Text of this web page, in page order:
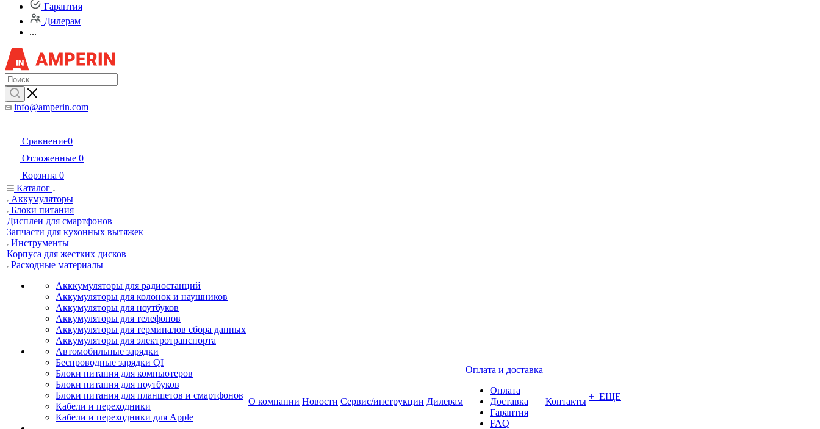
Гарантия
Дилерам
...
info@amperin.com
Сравнение0
Отложенные 0
Корзина 0
Каталог
Аккумуляторы
Блоки питания
Дисплеи для смартфонов
Запчасти для кухонных вытяжек
Инструменты
Корпуса для жестких дисков
Расходные материалы
Акккумуляторы для радиостанций
Аккумуляторы для колонок и наушников
Аккумуляторы для ноутбуков
Аккумуляторы для телефонов
Аккумуляторы для терминалов сбора данных
Аккумуляторы для электротранспорта
Автомобильные зарядки
Беспроводные зарядки QI
Блоки питания для компьютеров
Блоки питания для ноутбуков
Блоки питания для планшетов и смартфонов
Кабели и переходники
Кабели и переходники для Apple
О компании Новости Сервис/инструкции Дилерам
Оплата и доставка
Оплата
Доставка
Гарантия
FAQ
Контакты + ЕЩЕ